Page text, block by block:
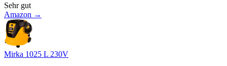
Sehr gut
Amazon →
Mirka 1025 L 230V